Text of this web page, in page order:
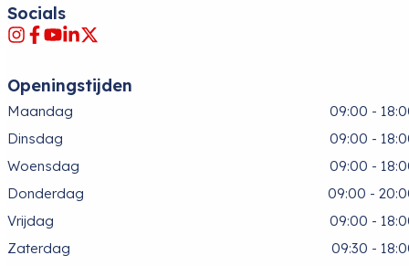
Socials
Openingstijden
Maandag
09:00 -
Dinsdag
09:00 -
Woensdag
09:00 -
Donderdag
09:00 -
Vrijdag
09:00 -
Zaterdag
09:30 -